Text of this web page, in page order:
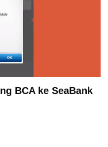
BCA ke SeaBank